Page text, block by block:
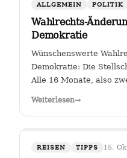
ALLGEMEIN POLITIK
Wahlrechts-
Demokratie
Wünschenswerte
Demokratie: Die
Alle 16 Monate, also
Weiterlesen→
REISEN TIPPS 15.